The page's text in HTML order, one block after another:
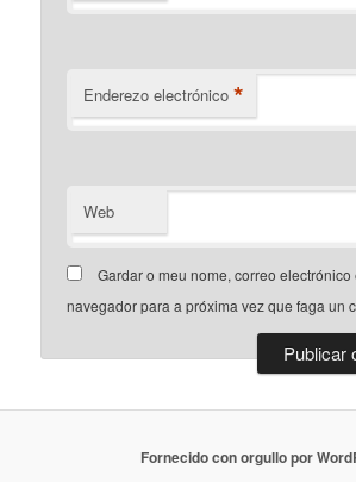
Enderezo electrónico *
Web
Gardar o meu nome, correo electrónico
navegador para a próxima vez que faga un
Fornecido con orgullo por